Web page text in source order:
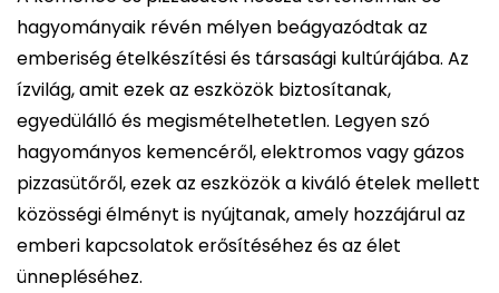
hagyományaik révén mélyen beágyazódtak az
emberiség ételkészítési és társasági kultúrájába. Az
ízvilág, amit ezek az eszközök biztosítanak,
egyedülálló és megismételhetetlen. Legyen szó
hagyományos kemencéről, elektromos vagy gázos
pizzasütőről, ezek az eszközök a kiváló ételek mellett
közösségi élményt is nyújtanak, amely hozzájárul az
emberi kapcsolatok erősítéséhez és az élet
ünnepléséhez.